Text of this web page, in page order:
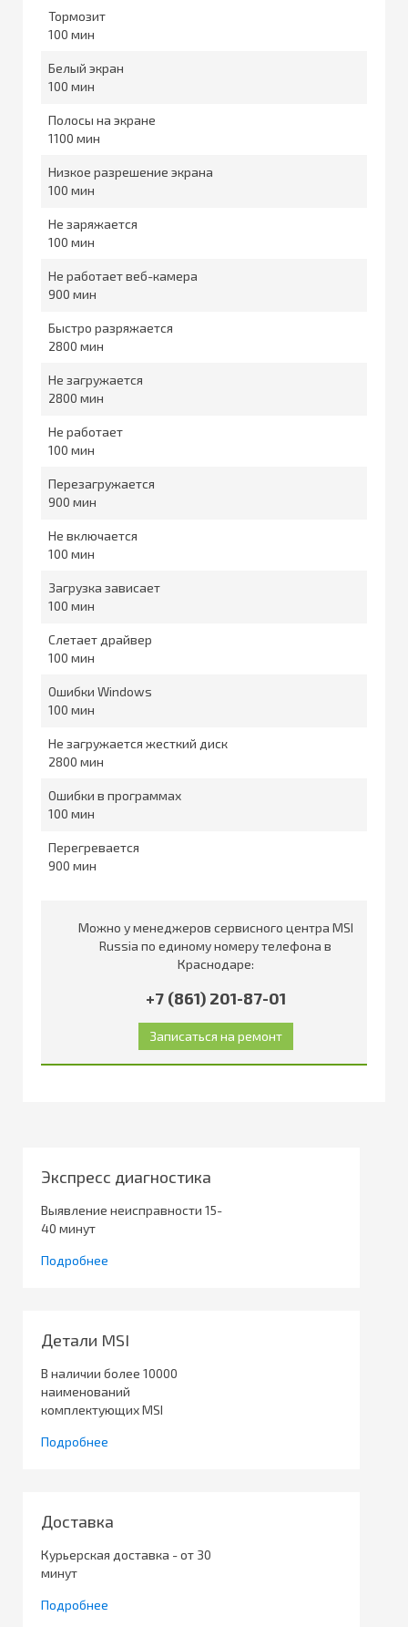
Тормозит
100
Белый экран
100
Полосы на экране
1100
Низкое разрешение экрана
100
Не заряжается
100
Не работает веб-камера
900
Быстро разряжается
2800
Не загружается
2800
Не работает
100
Перезагружается
900
Не включается
100
Загрузка зависает
100
Слетает драйвер
100
Ошибки Windows
100
Не загружается жесткий диск
2800
Ошибки в программах
100
Перегревается
900
Можно у менеджеров сервисного центра MSI
Russia по единому номеру телефона в
Краснодаре:
+7 (861) 201-87-01
Экспресс диагностика
Выявление неисправности 15-
40 минут
Подробнее
Детали MSI
В наличии более 10000
наименований
комплектующих MSI
Подробнее
Доставка
Курьерская доставка - от 30
минут
Подробнее